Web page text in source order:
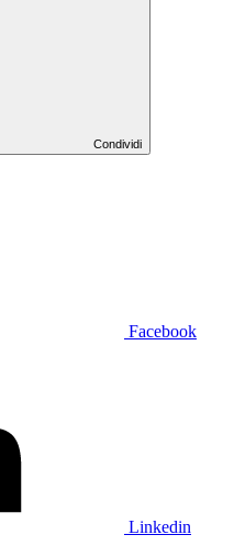
Condividi
Facebook
Linkedin